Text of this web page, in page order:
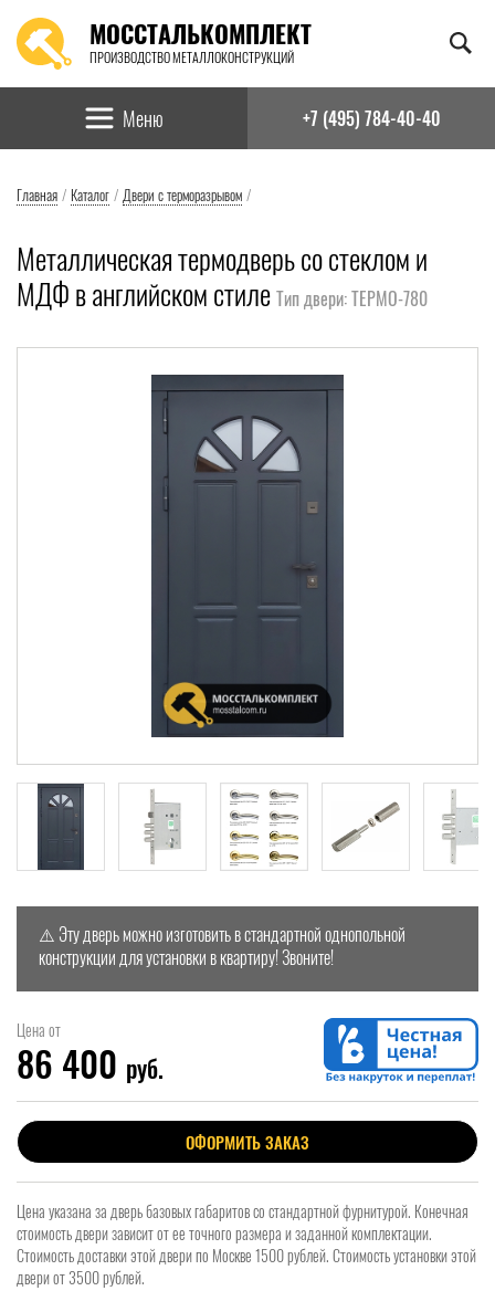
МОССТАЛЬКОМПЛЕКТ
ПРОИЗВОДСТВО МЕТАЛЛОКОНСТРУКЦИЙ
Найти:
Меню +7 (495) 784-40-40
Главная / Каталог / Двери с терморазрывом /
Металлическая термодверь со стеклом и
МДФ в английском стиле Тип двери: ТЕРМО-780
⚠️ Эту дверь можно изготовить в стандартной однопольной
конструкции для установки в квартиру! Звоните!
Цена от
86 400 руб.
ОФОРМИТЬ ЗАКАЗ
Цена указана за дверь базовых габаритов со стандартной фурнитурой. Конечная
стоимость двери зависит от ее точного размера и заданной комплектации.
Стоимость доставки этой двери по Москве 1500 рублей. Стоимость установки этой
двери от 3500 рублей.